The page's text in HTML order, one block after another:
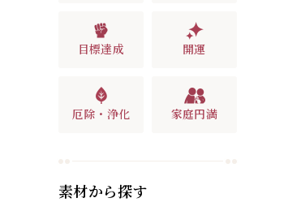
目標達成 開運
厄除・浄化 家庭円満
素材から探す